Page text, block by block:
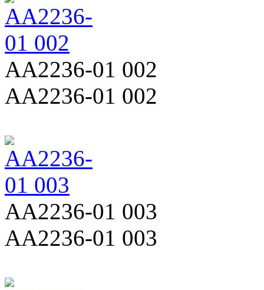
AA2236-01 002
AA2236-01 002
AA2236-01 003
AA2236-01 003